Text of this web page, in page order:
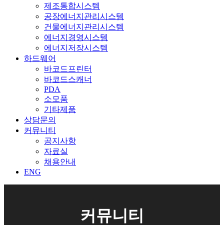
제조통합시스템
공장에너지관리시스템
건물에너지관리시스템
에너지경영시스템
에너지저장시스템
하드웨어
바코드프린터
바코드스캐너
PDA
소모품
기타제품
상담문의
커뮤니티
공지사항
자료실
채용안내
ENG
커뮤니티